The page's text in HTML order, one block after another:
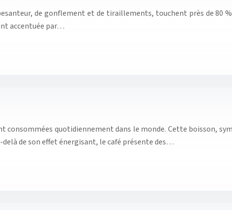
de gonflement et de tiraillements, touchent près de
accentuée par…
consommées quotidiennement dans le monde. Cette boisson,
de son effet énergisant, le café présente des…